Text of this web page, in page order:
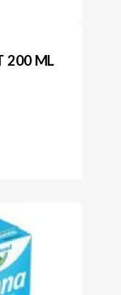
200 ML